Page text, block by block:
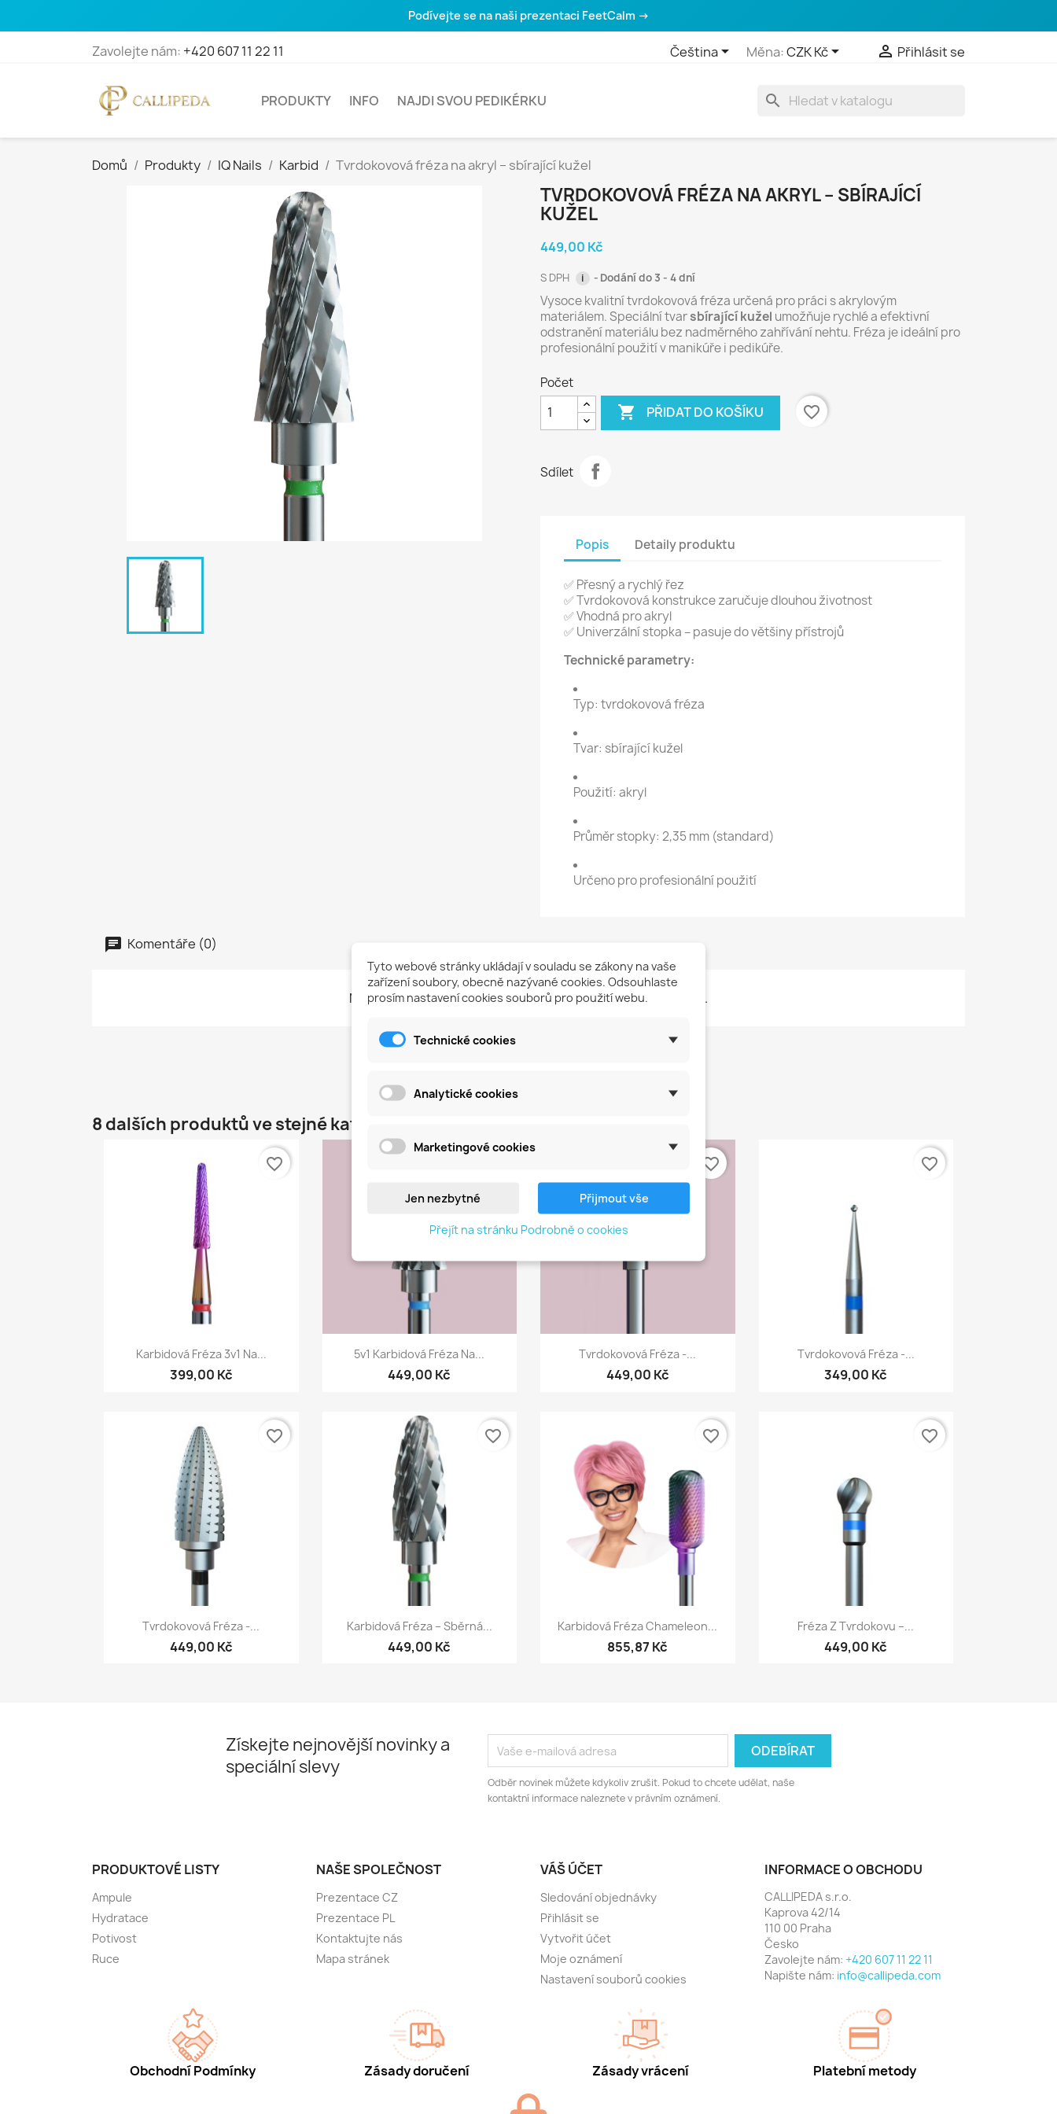
Podívejte se na naši prezentaci FeetCalm →
Zavolejte nám: +420 607 11 22 11 Čeština Měna:CZK Kč  Přihlásit se
PRODUKTY INFO NAJDI SVOU PEDIKÉRKU search
Domů Produkty IQ Nails Karbid Tvrdokovová fréza na akryl – sbírající kužel
TVRDOKOVOVÁ FRÉZA NA AKRYL – SBÍRAJÍCÍ
KUŽEL
449,00 Kč
S DPH i Dodání do 3 - 4 dní
Vysoce kvalitní tvrdokovová fréza určená pro práci s akrylovým
materiálem. Speciální tvarsbírající kužel umožňuje rychlé a efektivní
odstranění materiálu bez nadměrného zahřívání nehtu. Fréza je ideální pro
profesionální použití v manikúře i pedikúře.
Počet
 PŘIDAT DO KOŠÍKU favorite_border
Sdílet
Popis Detaily produktu
✅ Přesný a rychlý řez
✅ Tvrdokovová konstrukce zaručuje dlouhou životnost
✅ Vhodná pro akryl
✅ Univerzální stopka – pasuje do většiny přístrojů
Technické parametry:
Typ: tvrdokovová fréza
Tvar: sbírající kužel
Použití: akryl
Průměr stopky: 2,35 mm (standard)
Určeno pro profesionální použití
Komentáře (0)
Na tento produkt momentálně není přidána žádná recenze.
8 dalších produktů ve stejné kategorii:
Rychlý náhled
Karbidová Fréza 3v1 Na...
399,00 Kč
favorite_border
Rychlý náhled
5v1 Karbidová Fréza Na...
449,00 Kč
Rychlý náhled
Tvrdokovová Fréza -...
449,00 Kč
favorite_border
Rychlý náhled
Tvrdokovová Fréza -...
349,00 Kč
favorite_border
Rychlý náhled
Tvrdokovová Fréza -...
449,00 Kč
favorite_border
Rychlý náhled
Karbidová Fréza – Sběrná...
449,00 Kč
favorite_border
Rychlý náhled
Karbidová Fréza Chameleon...
855,87 Kč
favorite_border
Rychlý náhled
Fréza Z Tvrdokovu –...
449,00 Kč
favorite_border
Získejte nejnovější novinky a
speciální slevy
Odběr novinek můžete kdykoliv zrušit. Pokud to chcete udělat, naše
kontaktní informace naleznete v právním oznámení.
PRODUKTOVÉ LISTY
Ampule
Hydratace
Potivost
Ruce
NAŠE SPOLEČNOST
Prezentace CZ
Prezentace PL
Kontaktujte nás
Mapa stránek
VÁŠ ÚČET
Sledování objednávky
Přihlásit se
Vytvořit účet
Moje oznámení
Nastavení souborů cookies
INFORMACE O OBCHODU
CALLIPEDA s.r.o.
Kaprova 42/14
110 00 Praha
Česko
Zavolejte nám: +420 607 11 22 11
Napište nám: info@callipeda.com
Obchodní Podmínky Zásady doručení Zásady vrácení Platební metody
Tyto webové stránky ukládají v souladu se zákony na vaše
zařízení soubory, obecně nazývané cookies. Odsouhlaste
prosím nastavení cookies souborů pro použití webu.
Technické cookies
Analytické cookies
Marketingové cookies
Jen nezbytné Přijmout vše
Přejít na stránku Podrobně o cookies